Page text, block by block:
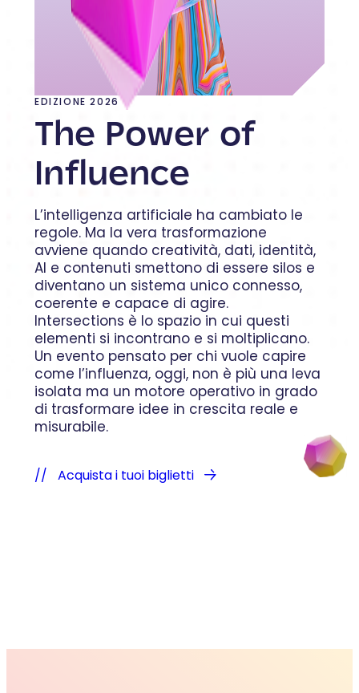
EDIZIONE 2026
The Power of
Influence
L’intelligenza artificiale ha cambiato le
regole. Ma la vera trasformazione
avviene quando creatività, dati, identità,
AI e contenuti smettono di essere silos e
diventano un sistema unico connesso,
coerente e capace di agire.
Intersections è lo spazio in cui questi
elementi si incontrano e si moltiplicano.
Un evento pensato per chi vuole capire
come l’influenza, oggi, non è più una leva
isolata ma un motore operativo in grado
di trasformare idee in crescita reale e
misurabile.
Acquista i tuoi biglietti